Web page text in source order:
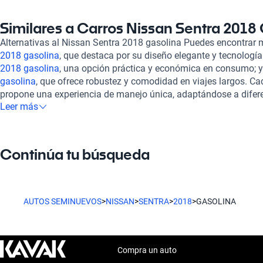
tela o gamuza, asegurando un interior acogedor. Además,
transmisión automático y manual, adaptándose a las
seguridad es igualmente destacable, con hasta seis bolsas de
estacionamiento trasera que facilita las maniobras. En Kavak,
2018 Gasolina se convierte en una experiencia confiable y
pasan por una inspección rigurosa en más de 240 puntos,
estético. Ofrecemos opciones de financiamiento flexible y
brindándote la tranquilidad que mereces al adquirir un vehículo
Similares a Carros Nissan Sentra 2018
Alternativas al Nissan Sentra 2018 gasolina Puedes encontrar
2018 gasolina, que destaca por su diseño elegante y
2018 gasolina, una opción práctica y económica en consumo;
gasolina, que ofrece robustez y comodidad en viajes largos.
propone una experiencia de manejo única, adaptándose a
vida. Si buscas un sedán versátil con buena eficiencia de
Leer más
Continúa tu búsqueda
AUTOS SEMINUEVOS>NISSAN>SENTRA>2018>GASOLINA
Compra un auto